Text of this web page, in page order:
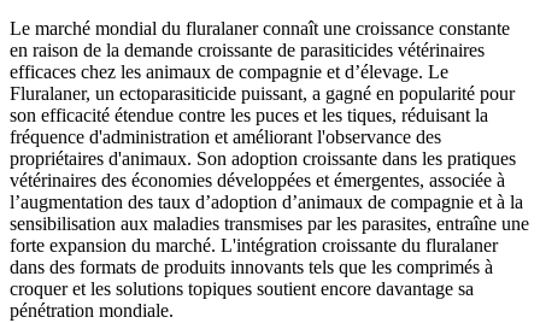
Le marché mondial du fluralaner connaît une croissance constante
en raison de la demande croissante de parasiticides vétérinaires
efficaces chez les animaux de compagnie et d’élevage. Le
Fluralaner, un ectoparasiticide puissant, a gagné en popularité pour
son efficacité étendue contre les puces et les tiques, réduisant la
fréquence d'administration et améliorant l'observance des
propriétaires d'animaux. Son adoption croissante dans les pratiques
vétérinaires des économies développées et émergentes, associée à
l’augmentation des taux d’adoption d’animaux de compagnie et à la
sensibilisation aux maladies transmises par les parasites, entraîne une
forte expansion du marché. L'intégration croissante du fluralaner
dans des formats de produits innovants tels que les comprimés à
croquer et les solutions topiques soutient encore davantage sa
pénétration mondiale.